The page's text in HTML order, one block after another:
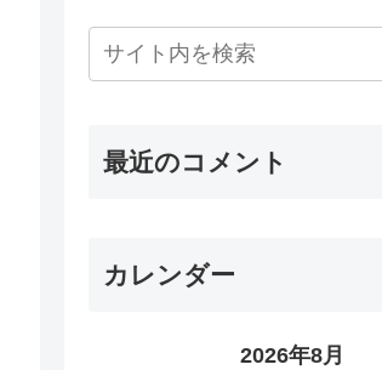
最近のコメント
カレンダー
2026年8月